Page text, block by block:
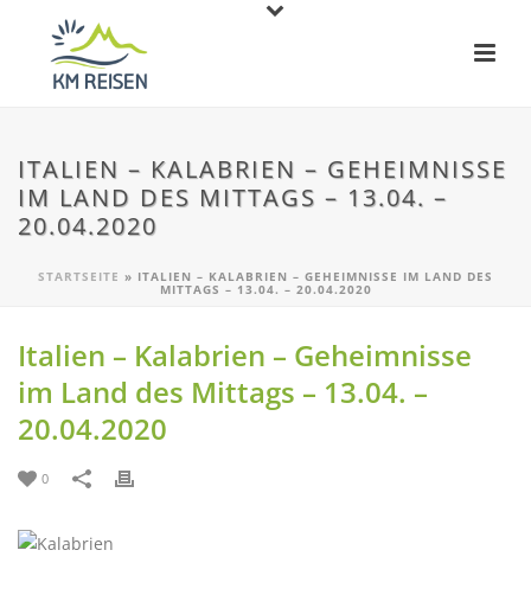
ITALIEN – KALABRIEN – GEHEIMNISSE
IM LAND DES MITTAGS – 13.04. –
20.04.2020
STARTSEITE » ITALIEN – KALABRIEN – GEHEIMNISSE IM LAND DES
MITTAGS – 13.04. – 20.04.2020
Italien – Kalabrien – Geheimnisse
im Land des Mittags – 13.04. –
20.04.2020
0